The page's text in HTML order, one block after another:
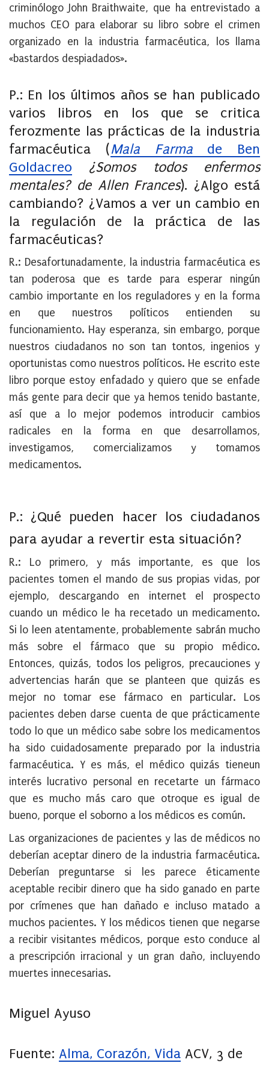
criminólogo John Braithwaite, que ha entrevistado a
muchos CEO para elaborar su libro sobre el crimen
organizado en la industria farmacéutica, los llama
«bastardos despiadados».
P.: En los últimos años se han publicado
varios libros en los que se critica
ferozmente las prácticas de la industria
farmacéutica (Mala Farmade Ben
Goldacreo
¿Somos todos enfermos
mentales? de Allen Frances). ¿Algo está
cambiando? ¿Vamos a ver un cambio en
la regulación de la práctica de las
farmacéuticas?
R.: Desafortunadamente, la industria farmacéutica es
tan poderosa que es tarde para esperar ningún
cambio importante en los reguladores y en la forma
en que nuestros políticos entienden su
funcionamiento. Hay esperanza, sin embargo, porque
nuestros ciudadanos no son tan tontos, ingenios y
oportunistas como nuestros políticos. He escrito este
libro porque estoy enfadado y quiero que se enfade
más gente para decir que ya hemos tenido bastante,
así que a lo mejor podemos introducir cambios
radicales en la forma en que desarrollamos,
investigamos, comercializamos y tomamos
medicamentos.
P.: ¿Qué pueden hacer los ciudadanos
para ayudar a revertir esta situación?
R.: Lo primero, y más importante, es que los
pacientes tomen el mando de sus propias vidas, por
ejemplo, descargando en internet el prospecto
cuando un médico le ha recetado un medicamento.
Si lo leen atentamente, probablemente sabrán mucho
más sobre el fármaco que su propio médico.
Entonces, quizás, todos los peligros, precauciones y
advertencias harán que se planteen que quizás es
mejor no tomar ese fármaco en particular. Los
pacientes deben darse cuenta de que prácticamente
todo lo que un médico sabe sobre los medicamentos
ha sido cuidadosamente preparado por la industria
farmacéutica. Y es más, el médico quizás tieneun
interés lucrativo personal en recetarte un fármaco
que es mucho más caro que otroque es igual de
bueno, porque el soborno a los médicos es común.
Las organizaciones de pacientes y las de médicos no
deberían aceptar dinero de la industria farmacéutica.
Deberían preguntarse si les parece éticamente
aceptable recibir dinero que ha sido ganado en parte
por crímenes que han dañado e incluso matado a
muchos pacientes. Y los médicos tienen que negarse
a recibir visitantes médicos, porque esto conduce al
a prescripción irracional y un gran daño, incluyendo
muertes innecesarias.
Miguel Ayuso
Fuente: Alma, Corazón, Vida ACV, 3 de